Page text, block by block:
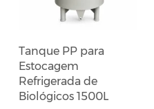
Tanque PP para
Estocagem
Refrigerada de
Biológicos 1500L